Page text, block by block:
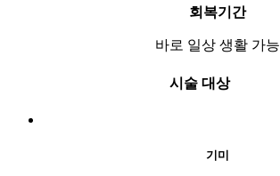
회복기간
바로 일상 생활 가능
시술 대상
기미